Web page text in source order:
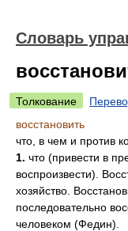
Словарь
Толкование
восстановить
что, в чем и против
1. что (привести в
воспроизвести).
хозяйство.
последовательно
человеком (Федин).